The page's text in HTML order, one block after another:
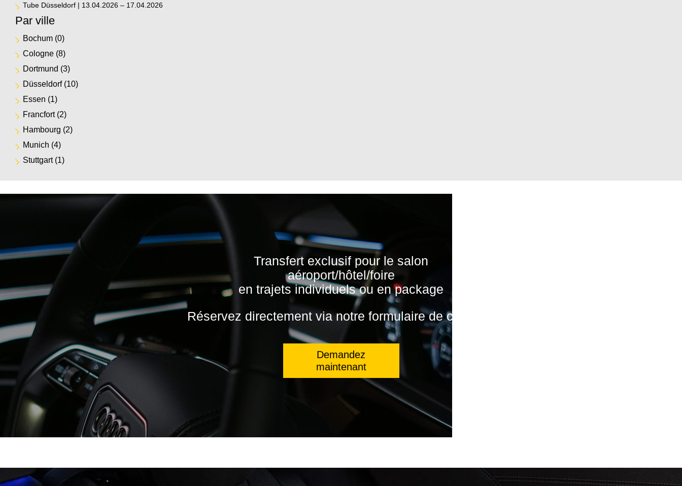
Tube Düsseldorf | 13.04.2026 – 17.04.2026
Par ville
Bochum (0)
Cologne (8)
Dortmund (3)
Düsseldorf(10)
Essen (1)
Francfort(2)
Hambourg (2)
Munich (4)
Stuttgart(1)
Transfert exclusif pour le salon
aéroport/hôtel/foire
en trajets individuels ou en package
Réservez directement via notre formulaire de contact :
Demandez
maintenant